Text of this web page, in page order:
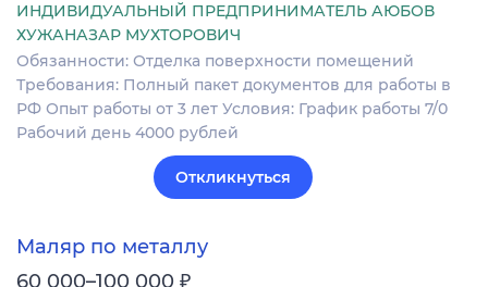
ИНДИВИДУАЛЬНЫЙ ПРЕДПРИНИМАТЕЛЬ АЮБОВ
ХУЖАНАЗАР МУХТОРОВИЧ
Обязанности: Отделка поверхности помещений
Требования: Полный пакет документов для работы в
РФ Опыт работы от 3 лет Условия: График работы 7/0
Рабочий день 4000 рублей
Откликнуться
Маляр по металлу
60 000–100 000 ₽